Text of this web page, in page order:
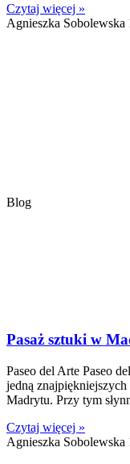
Czytaj więcej »
Agnieszka Sobolewska
Blog
Pasaż sztuki w
Paseo del Arte Paseo
jedną
Madrytu. Przy tym
Czytaj więcej »
Agnieszka Sobolewska